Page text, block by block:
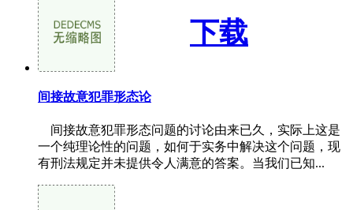
下载
间接故意犯罪形态论
间接故意犯罪形态问题的讨论由来已久，实际上这是
一个纯理论性的问题，如何于实务中解决这个问题，现
有刑法规定并未提供令人满意的答案。当我们已知...